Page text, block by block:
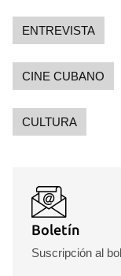
ENTREVISTA
CINE CUBANO
CULTURA
Boletín
Suscripción al